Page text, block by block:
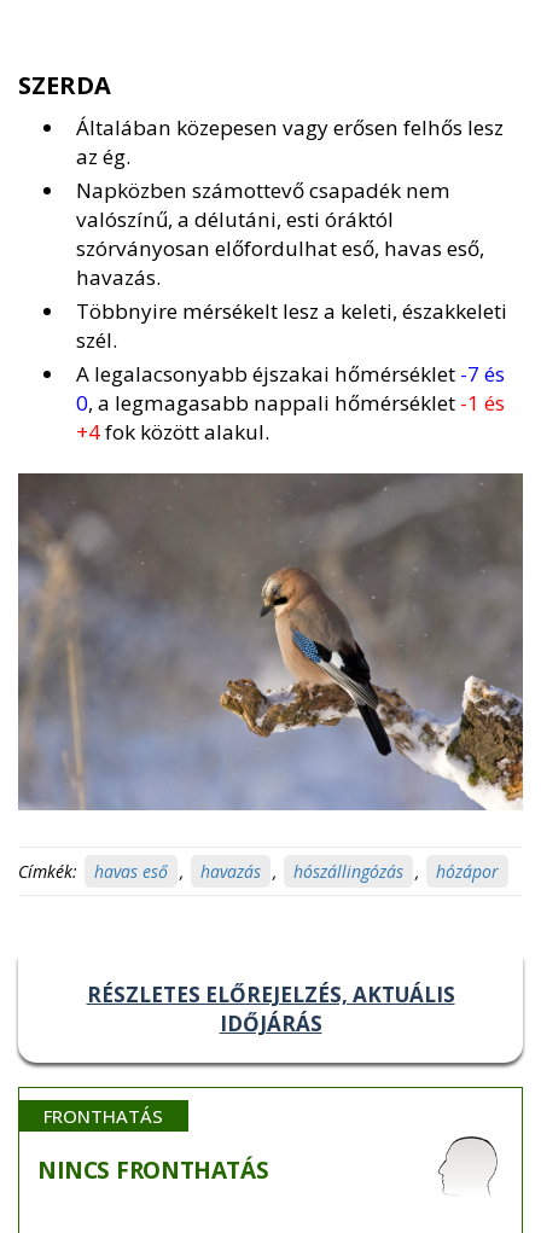
SZERDA
Általában közepesen vagy erősen felhős lesz
az ég.
Napközben számottevő csapadék nem
valószínű, a délutáni, esti óráktól
szórványosan előfordulhat eső, havas eső,
havazás.
Többnyire mérsékelt lesz a keleti, északkeleti
szél.
A legalacsonyabb éjszakai hőmérséklet -7 és
0, a legmagasabb nappali hőmérséklet -1 és
+4fok között alakul.
Címkék: havas eső , havazás , hószállingózás , hózápor
RÉSZLETES ELŐREJELZÉS, AKTUÁLIS
IDŐJÁRÁS
FRONTHATÁS
NINCS FRONTHATÁS